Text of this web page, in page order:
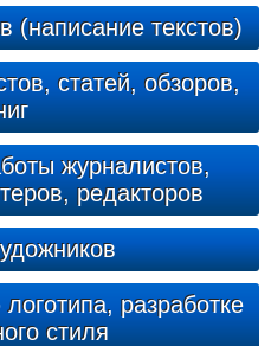
(написание текстов)
статей, обзоров,
журналистов,
редакторов
разработке
стиля